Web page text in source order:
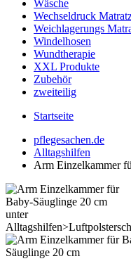
Wäsche
Wechseldruck
Weichlagerungs
Windelhosen
Wundtherapie
XXL Produkte
Zubehör
zweiteilig
Startseite
pflegesachen.de
Alltagshilfen
Arm Einzelkammer